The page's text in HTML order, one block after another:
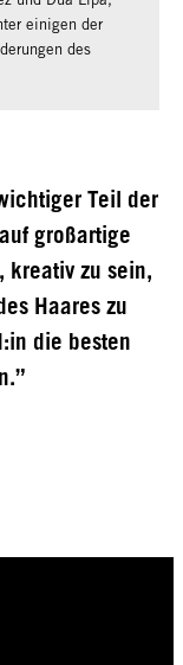
einigen der
des
Teil der
großartige
kreativ zu sein,
Haares zu
die besten